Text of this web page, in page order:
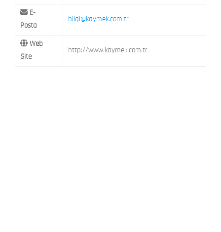
E-
Posta
: bilgi@kaymek.com.tr
Web
Site
: http://www.kaymek.com.tr